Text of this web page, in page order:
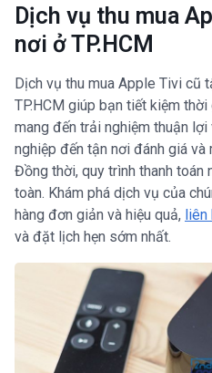
Dịch vụ thu mua
nơi ở TP.HCM
Dịch vụ thu mua Apple Tivi cũ
TP.HCM giúp bạn tiết kiệm
mang đến trải nghiệm thuận
nghiệp đến tận nơi đánh giá và
Đồng thời, quy trình thanh toán
toàn. Khám phá dịch vụ của
hàng đơn giản và hiệu quả, liên
và đặt lịch hẹn sớm nhất.